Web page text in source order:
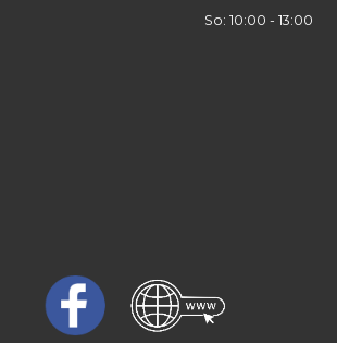
So: 10:00 - 13:00